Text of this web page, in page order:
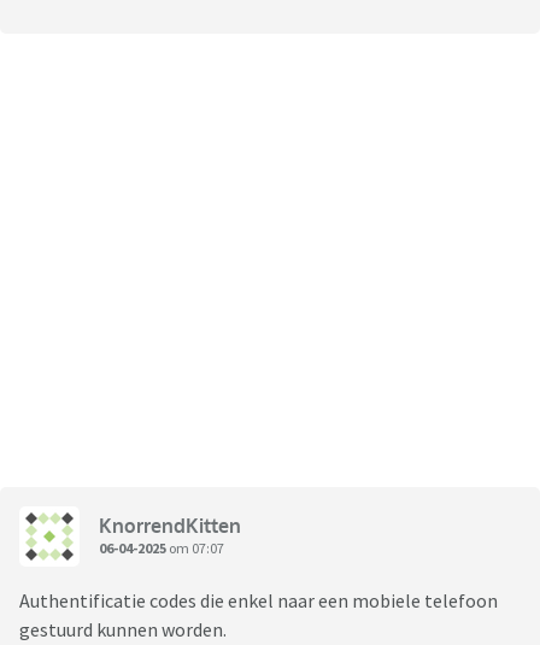
KnorrendKitten
06-04-2025 om 07:07
Authentificatie codes die enkel naar een mobiele telefoon
gestuurd kunnen worden.